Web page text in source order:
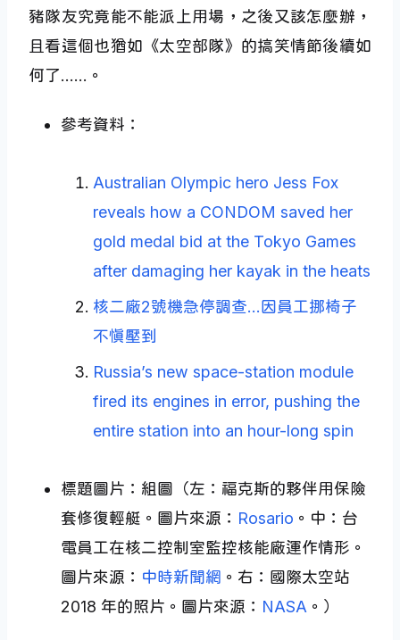
豬隊友究竟能不能派上用場，之後又該怎麼辦，
且看這個也猶如《太空部隊》的搞笑情節後續如
何了……。
參考資料：
Australian Olympic hero Jess Fox
reveals how a CONDOM saved her
gold medal bid at the Tokyo Games
after damaging her kayak in the heats
核二廠2號機急停調查…因員工挪椅子
不慎壓到
Russia’s new space-station module
fired its engines in error, pushing the
entire station into an hour-long spin
標題圖片：組圖（左：福克斯的夥伴用保險
套修復輕艇。圖片來源： Rosario 。中：台
電員工在核二控制室監控核能廠運作情形。
圖片來源： 中時新聞網 。右：國際太空站
2018 年的照片。圖片來源： NASA 。）